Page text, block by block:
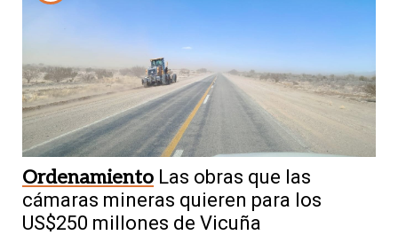
Ordenamiento Las obras que las
cámaras mineras quieren para los
US$250 millones de Vicuña